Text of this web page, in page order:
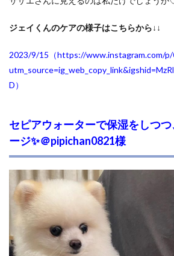
ジェイくんのケアの様子はこちらから↓↓
2023/9/15（https://www.instagram.com/
D）
セピアウォーターで保湿をしつ
ージ✨＠pipichan0821様